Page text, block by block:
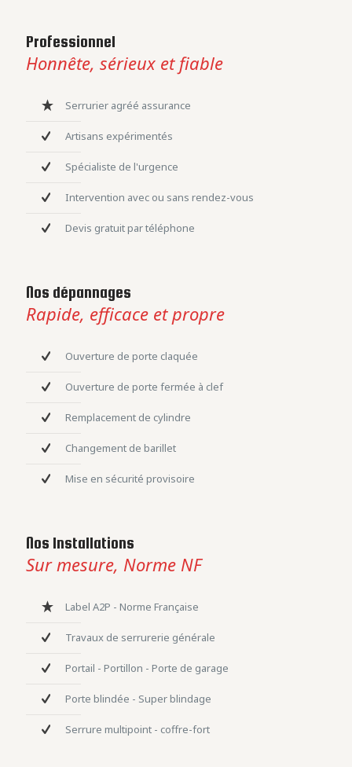
Professionnel
Honnête, sérieux et fiable
Serrurier agréé assurance
Artisans expérimentés
Spécialiste de l'urgence
Intervention avec ou sans rendez-vous
Devis gratuit par téléphone
Nos dépannages
Rapide, efficace et propre
Ouverture de porte claquée
Ouverture de porte fermée à clef
Remplacement de cylindre
Changement de barillet
Mise en sécurité provisoire
Nos Installations
Sur mesure, Norme NF
Label A2P - Norme Française
Travaux de serrurerie générale
Portail - Portillon - Porte de garage
Porte blindée - Super blindage
Serrure multipoint - coffre-fort